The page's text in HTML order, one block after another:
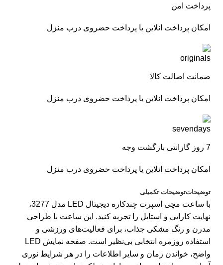
پرداخت امن
امکان پرداخت انلاین یا پرداخت حضروی درب منزل
ضمانت اصالت کالا
امکان پرداخت انلاین یا پرداخت حضروی درب منزل
7 روز گارانتی بازگشت وجه
امکان پرداخت انلاین یا پرداخت حضروی درب منزل
توضیحاتتوضیحات تکمیلی
با ساعت مچی اسپرت چندکاره دیجیتال LED مدل 3277،
نهایت کارایی و استایل را تجربه کنید. این ساعت با طراحی
مدرن و رنگ مشکی جذاب، برای فعالیت‌های ورزشی و
استفاده روزمره انتخابی بی‌نظیر است. صفحه نمایش LED
واضح، خواندن زمان و سایر اطلاعات را در هر شرایط نوری